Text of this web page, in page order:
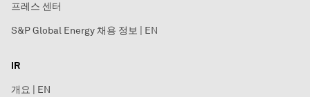
프레스 센터
S&P Global Energy 채용 정보 | EN
IR
개요 | EN